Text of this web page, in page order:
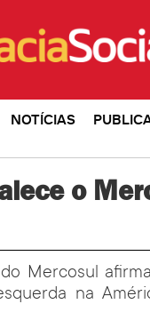
NOTÍCIAS
o
Mercosul
na